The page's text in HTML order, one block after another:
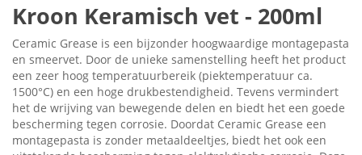
Kroon Keramisch vet - 200ml
Ceramic Grease is een bijzonder hoogwaardige montagepasta
en smeervet. Door de unieke samenstelling heeft het product
een zeer hoog temperatuurbereik (piektemperatuur ca.
1500°C) en een hoge drukbestendigheid. Tevens vermindert
het de wrijving van bewegende delen en biedt het een goede
bescherming tegen corrosie. Doordat Ceramic Grease een
montagepasta is zonder metaaldeeltjes, biedt het ook een